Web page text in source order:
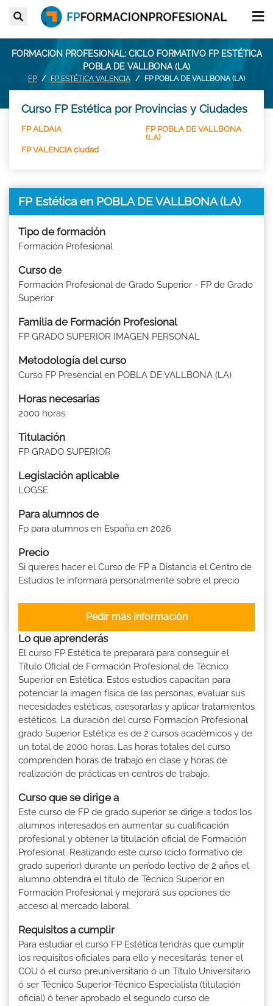
FORMACION PROFESIONAL: CICLO FORMATIVO FP ESTÉTICA
POBLA DE VALLBONA (LA)
FP FP ESTÉTICA VALENCIA FP POBLA DE VALLBONA (LA)
Curso FP Estética por Provincias y Ciudades
FP ALDAIA
FP POBLA DE VALLBONA
(LA)
FP VALENCIA ciudad
FP Estética en POBLA DE VALLBONA (LA)
Tipo de formación
Formación Profesional
Curso de
Formación Profesional de Grado Superior - FP de Grado
Superior
Familia de Formación Profesional
FP GRADO SUPERIOR IMAGEN PERSONAL
Metodología del curso
Curso FP Presencial en POBLA DE VALLBONA (LA)
Horas necesarias
2000 horas
Titulación
FP GRADO SUPERIOR
Legislación aplicable
LOGSE
Para alumnos de
Fp para alumnos en España en 2026
Precio
Si quieres hacer el Curso de FP a Distancia el Centro de
Estudios te informará personalmente sobre el precio
Pedir más Información
Lo que aprenderás
El curso FP Estética te preparará para conseguir el
Título Oficial de Formación Profesional de Técnico
Superior en Estética. Estos estudios capacitan para
potenciar la imagen física de las personas, evaluar sus
necesidades estéticas, asesorarlas y aplicar tratamientos
estéticos. La duración del curso Formacion Profesional
grado Superior Estética es de 2 cursos académicos y de
un total de 2000 horas. Las horas totales del curso
comprenden horas de trabajo en clase y horas de
realización de prácticas en centros de trabajo.
Curso que se dirige a
Este curso de FP de grado superior se dirige a todos los
alumnos interesados en aumentar su cualificación
profesional y obtener la titulación oficial de Formación
Profesional. Realizando este curso (ciclo formativo de
grado superior) durante un período lectivo de 2 años el
alumno obtendrá el título de Técnico Superior en
Formación Profesional y mejorará sus opciones de
acceso al mercado laboral.
Requisitos a cumplir
Para estudiar el curso FP Estética tendrás que cumplir
los requisitos oficiales para ello y necesitarás: tener el
COU ó el curso preuniversitario ó un Título Universitario
ó ser Técnico Superior-Técnico Especialista (titulación
oficial) ó tener aprobado el segundo curso de